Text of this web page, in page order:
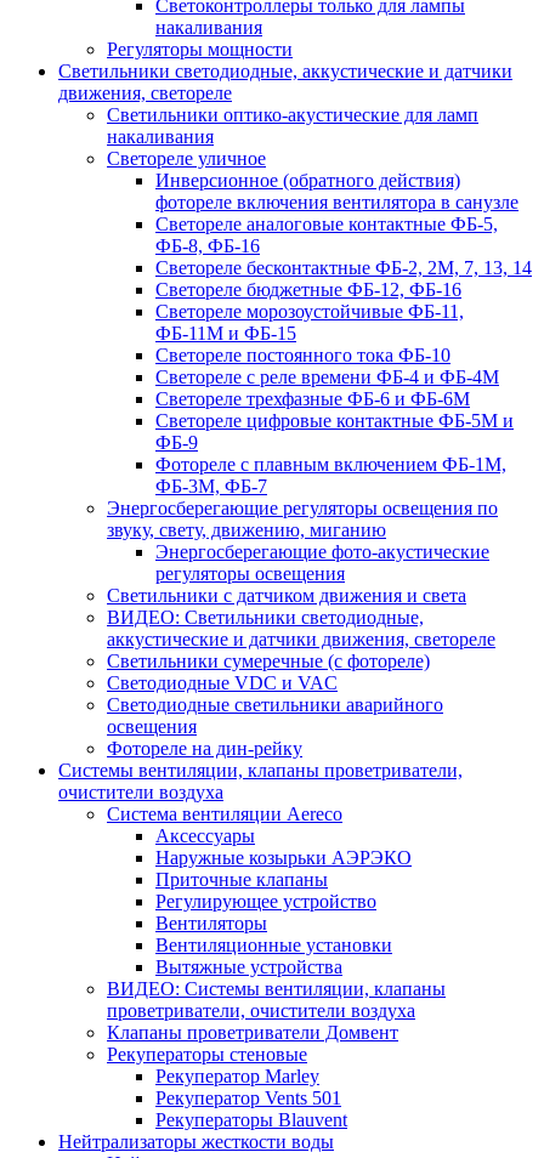
Светоконтроллеры только для лампы
накаливания
Регуляторы мощности
Светильники светодиодные, аккустические и датчики
движения, светореле
Светильники оптико-акустические для ламп
накаливания
Светореле уличное
Инверсионное (обратного действия)
фотореле включения вентилятора в санузле
Светореле аналоговые контактные ФБ-5,
ФБ-8, ФБ-16
Светореле бесконтактные ФБ-2, 2М, 7, 13, 14
Светореле бюджетные ФБ-12, ФБ-16
Светореле морозоустойчивые ФБ-11,
ФБ-11М и ФБ-15
Светореле постоянного тока ФБ-10
Светореле с реле времени ФБ-4 и ФБ-4М
Светореле трехфазные ФБ-6 и ФБ-6М
Светореле цифровые контактные ФБ-5М и
ФБ-9
Фотореле с плавным включением ФБ-1М,
ФБ-3М, ФБ-7
Энергосберегающие регуляторы освещения по
звуку, свету, движению, миганию
Энергосберегающие фото-акустические
регуляторы освещения
Светильники с датчиком движения и света
ВИДЕО: Светильники светодиодные,
аккустические и датчики движения, светореле
Светильники сумеречные (с фотореле)
Светодиодные VDC и VAC
Светодиодные светильники аварийного
освещения
Фотореле на дин-рейку
Системы вентиляции, клапаны проветриватели,
очистители воздуха
Система вентиляции Aereco
Аксессуары
Наружные козырьки АЭРЭКО
Приточные клапаны
Регулирующее устройство
Вентиляторы
Вентиляционные установки
Вытяжные устройства
ВИДЕО: Системы вентиляции, клапаны
проветриватели, очистители воздуха
Клапаны проветриватели Домвент
Рекуператоры стеновые
Рекуператор Marley
Рекуператор Vents 501
Рекуператоры Blauvent
Нейтрализаторы жесткости воды